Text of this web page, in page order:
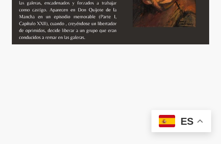
. Todos los derechos reservados. ES